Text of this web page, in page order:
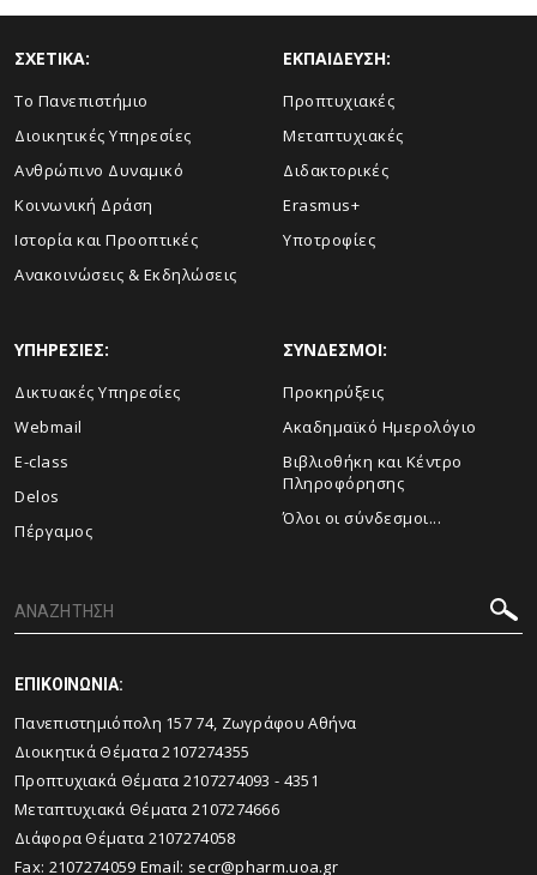
ΣΧΕΤΙΚΑ:
Το Πανεπιστήμιο
Διοικητικές Υπηρεσίες
Ανθρώπινο Δυναμικό
Κοινωνική Δράση
Ιστορία και Προοπτικές
Aνακοινώσεις & Εκδηλώσεις
ΕΚΠΑΙΔΕΥΣΗ:
Προπτυχιακές
Μεταπτυχιακές
Διδακτορικές
Erasmus+
Υποτροφίες
ΥΠΗΡΕΣΙΕΣ:
Δικτυακές Υπηρεσίες
Webmail
E-class
Delos
Πέργαμος
ΣΥΝΔΕΣΜΟΙ:
Προκηρύξεις
Ακαδημαϊκό Ημερολόγιο
Βιβλιοθήκη και Κέντρο
Πληροφόρησης
Όλοι οι σύνδεσμοι...
ΕΠΙΚΟΙΝΩΝΙΑ:
Πανεπιστημιόπολη 157 74, Ζωγράφου Αθήνα
Διοικητικά Θέματα 2107274355
Προπτυχιακά Θέματα 2107274093 - 4351
Μεταπτυχιακά Θέματα 2107274666
Διάφορα Θέματα 2107274058
Fax: 2107274059 Email: secr@pharm.uoa.gr